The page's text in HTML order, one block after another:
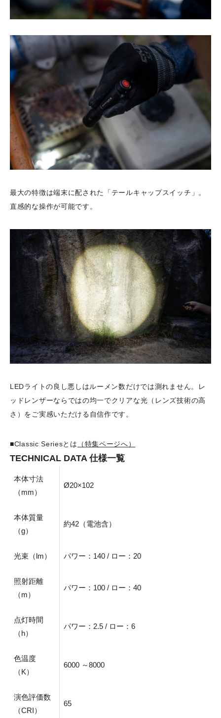
最大の特徴は端末に配された「テールキャップスイッチ」。
直感的な操作が可能です。
LEDライトの良し悪しはルーメン数だけでは測れません。レ
ッドレンザーならではの均一でクリアな光（レンズ技術の高
さ）をご実感いただける自信作です。
■Classic Seriesとは （特集ページへ）
TECHNICAL DATA 仕様一覧
本体寸法
（mm）
Ø20×102
本体質量
（g）
約42（電池含）
光束（lm） パワー：140 / ロー：20
照射距離
（m）
パワー：100 / ロー：40
点灯時間
（h）
パワー：2.5 / ロー：6
色温度
（K）
6000 ～8000
演色評価数
（CRI）
65